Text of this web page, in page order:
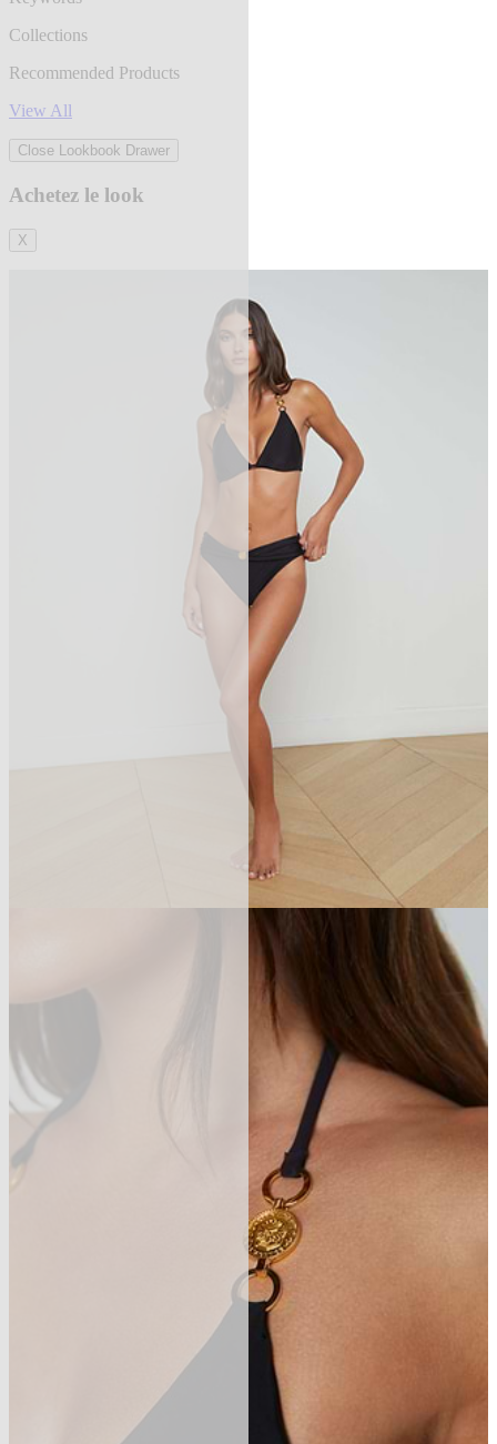
Collections
Recommended Products
View All
Close Lookbook Drawer
Achetez le look
X